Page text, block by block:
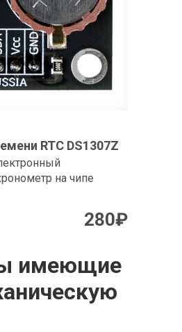
RTC DS1307Z
на чипе
280₽
имеющие